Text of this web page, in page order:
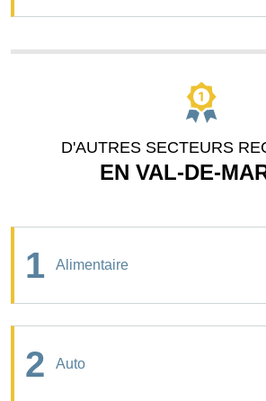
D'AUTRES SECTEURS
EN VAL-DE-
1 Alimentaire
2 Auto